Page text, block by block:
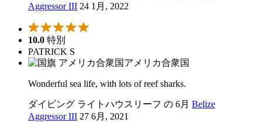
Aggressor III 24 1月, 2022
10.0 特別
PATRICK S
アメリカ合衆国
Wonderful sea life, with lots of reef sharks.
ダイビング ライトハウスリーフ の 6月 Belize
Aggressor III 27 6月, 2021